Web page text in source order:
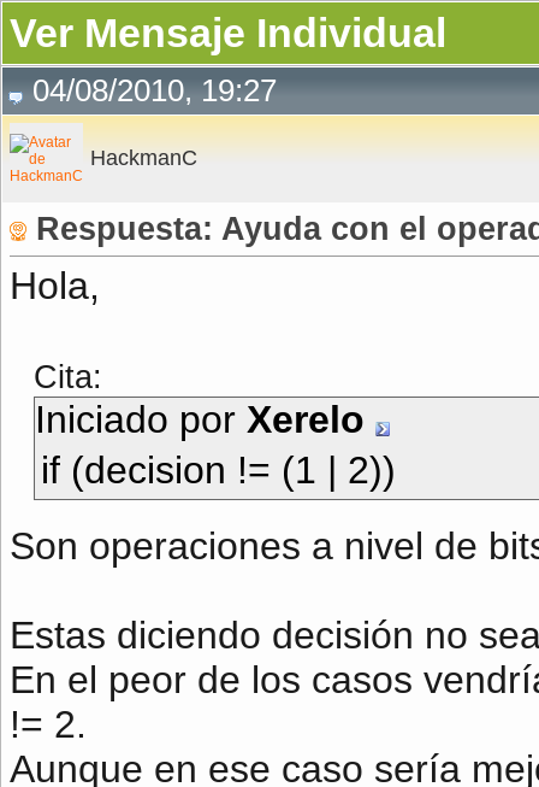
Ver Mensaje Individual
04/08/2010, 19:27
HackmanC
Respuesta: Ayuda con el
Hola,
Cita:
Iniciado por Xerelo
if (decision != (1 | 2))
Son operaciones a nivel de
Estas diciendo decisión no
En el peor de los casos
!= 2.
Aunque en ese caso sería